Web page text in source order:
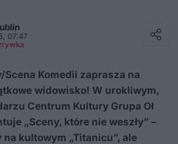
07:47
Scena Komedii zaprasza na
widowisko! W urokliwym,
Centrum Kultury Grupa Oł
„Sceny, które nie weszły” –
kultowym „Titanicu”, ale